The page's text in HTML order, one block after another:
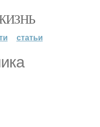
статьи